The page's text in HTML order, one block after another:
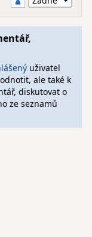
uživatel
ale také k
diskutovat o
ze seznamů